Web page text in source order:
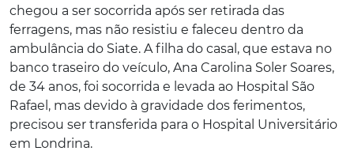
chegou a ser socorrida após ser retirada das
ferragens, mas não resistiu e faleceu dentro da
ambulância do Siate. A filha do casal, que estava no
banco traseiro do veículo, Ana Carolina Soler Soares,
de 34 anos, foi socorrida e levada ao Hospital São
Rafael, mas devido à gravidade dos ferimentos,
precisou ser transferida para o Hospital Universitário
em Londrina.